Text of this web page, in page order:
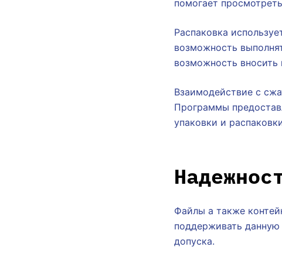
помогает
Распаковка
возможность
возможность
Взаимодействие с
Программы
упаковки и
Файлы а также
поддерживать
допуска.